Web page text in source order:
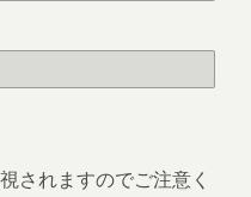
されますのでご注意く